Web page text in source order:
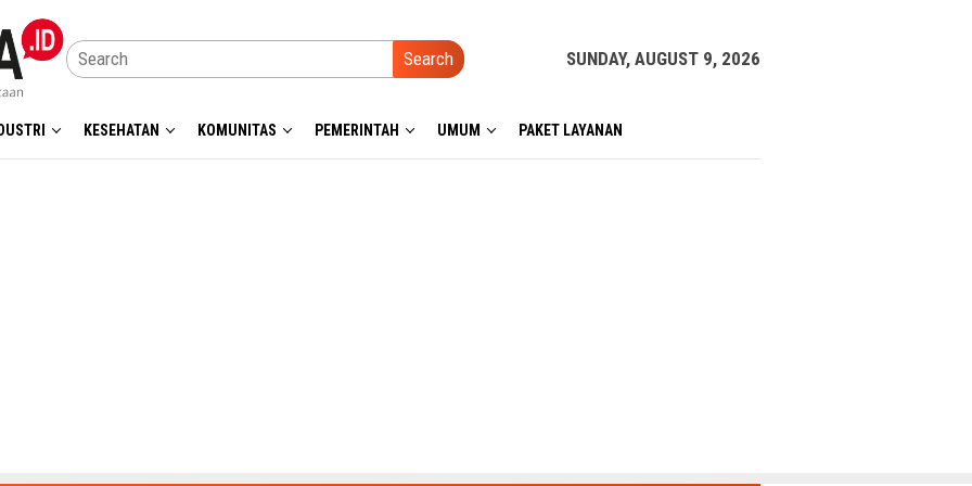
Search SUNDAY, AUGUST 9, 2026
KESEHATAN KOMUNITAS PEMERINTAH UMUM PAKET LAYANAN